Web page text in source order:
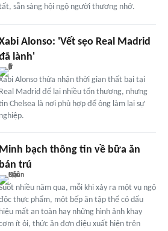
sẵn sàng hội ngộ người thương nhớ.
Alonso: 'Vết sẹo Real Madrid
lành'
Alonso thừa nhận thời gian thất bại tại
Real Madrid để lại nhiều tổn thương, nhưng
Chelsea là nơi phù hợp để ông làm lại sự
nghiệp.
Minh bạch thông tin về bữa ăn
bán trú
nhiều năm qua, mỗi khi xảy ra một vụ ngộ
thực phẩm, một bếp ăn tập thể có dấu
hiệu mất an toàn hay những hình ảnh khay
ít ỏi, thức ăn đơn điệu xuất hiện trên